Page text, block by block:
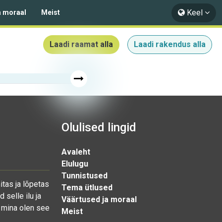
moraal Meist Keel
Laadi raamat alla Laadi rakendus alla
ja lõpetas
selle ilu ja
olen see
Olulised lingid
Avaleht
Elulugu
Tunnistused
Tema ütlused
Väärtused ja moraal
Meist